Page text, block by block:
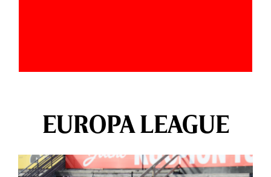
EUROPA LEAGUE